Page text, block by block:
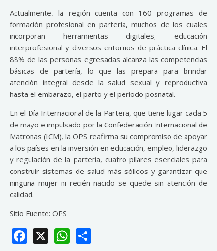
Actualmente, la región cuenta con 160 programas de
formación profesional en partería, muchos de los cuales
incorporan herramientas digitales, educación
interprofesional y diversos entornos de práctica clínica. El
88% de las personas egresadas alcanza las competencias
básicas de partería, lo que las prepara para brindar
atención integral desde la salud sexual y reproductiva
hasta el embarazo, el parto y el periodo posnatal.
En el Día Internacional de la Partera, que tiene lugar cada 5
de mayo e impulsado por la Confederación Internacional de
Matronas (ICM), la OPS reafirma su compromiso de apoyar
a los países en la inversión en educación, empleo, liderazgo
y regulación de la partería, cuatro pilares esenciales para
construir sistemas de salud más sólidos y garantizar que
ninguna mujer ni recién nacido se quede sin atención de
calidad.
Sitio Fuente: OPS
Facebook
X WhatsApp